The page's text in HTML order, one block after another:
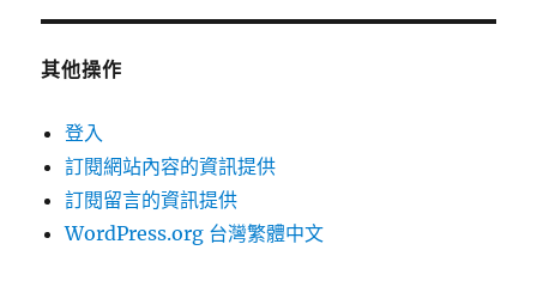
其他操作
登入
訂閱網站內容的資訊提供
訂閱留言的資訊提供
WordPress.org 台灣繁體中文